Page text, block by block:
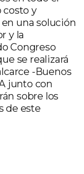
costo y
una solución
y la
Congreso
se realizará
-Buenos
junto con
sobre los
de este